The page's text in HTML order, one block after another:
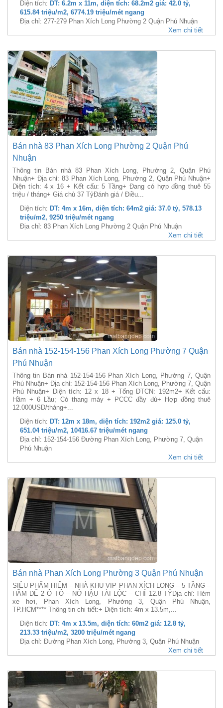
Diện tích: DT: 6.2m x 11m, diện tích: 68.2m2 giá: 42.0 tỷ,
615.84 triệu/m2, 6774.19 triệu/mét ngang
Địa chỉ: 277-279 Phan Xích Long Phường 2 Quận Phú Nhuận
Xem chi tiết
Bán nhà 83 Phan Xích Long Phường 2 Quận Phú
Nhuận
Thông tin Bán nhà 83 Phan Xích Long, Phường 2, Quận Phú
Nhuận+ Địa chỉ: 83 Phan Xích Long, Phường 2, Quận Phú Nhuận+
Diện tích: 4 x 16 + Kết cấu: 5 Tầng+ Đang có hợp đồng thuê 55
triệu / tháng+ Giá chủ 37 TỷĐánh giá / Điều...
Diện tích: DT: 4m x 16m, diện tích: 64m2 giá: 37.0 tỷ, 578.13
triệu/m2, 9250 triệu/mét ngang
Địa chỉ: 83 Phan Xích Long Phường 2 Quận Phú Nhuận
Xem chi tiết
Bán nhà 152-154-156 Phan Xích Long Phường 7 Quận
Phú Nhuận
Thông tin Bán nhà 152-154-156 Phan Xích Long, Phường 7, Quận
Phú Nhuận+ Địa chỉ: 152-154-156 Phan Xích Long, Phường 7, Quận
Phú Nhuận+ Diện tích: 12 x 18 + Tổng DTCN: 192m2+ Kết cấu:
Hầm + 6 Lầu; Có thang máy + PCCC đầy đủ+ Hợp đồng thuê
12.000USD/tháng+...
Diện tích: DT: 12m x 18m, diện tích: 192m2 giá: 125.0 tỷ,
651.04 triệu/m2, 10416.67 triệu/mét ngang
Địa chỉ: 152-154-156 Đường Phan Xích Long, Phường 7, Quận
Phú Nhuận
Xem chi tiết
Bán nhà Phan Xích Long Phường 3 Quận Phú Nhuận
SIÊU PHẨM HIẾM – NHÀ KHU VIP PHAN XÍCH LONG – 5 TẦNG –
HẦM ĐỂ 2 Ô TÔ – NỞ HẬU TÀI LỘC – CHỈ 12.8 TỶĐịa chỉ: Hẻm
xe hơi, Phan Xích Long, Phường 3, Quận Phú Nhuận,
TP.HCM**** Thông tin chi tiết:+ Diện tích: 4m x 13.5m,...
Diện tích: DT: 4m x 13.5m, diện tích: 60m2 giá: 12.8 tỷ,
213.33 triệu/m2, 3200 triệu/mét ngang
Địa chỉ: Đường Phan Xích Long, Phường 3, Quận Phú Nhuận
Xem chi tiết